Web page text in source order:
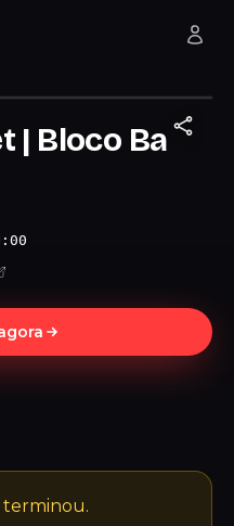
| Bloco Ba
terminou.